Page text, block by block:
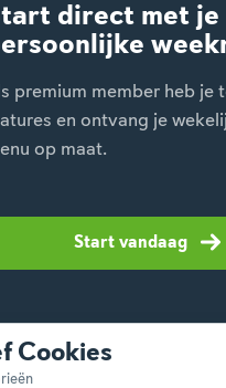
direct met je
premium member heb je
en ontvang je
op maat.
Start vandaag
Cookies